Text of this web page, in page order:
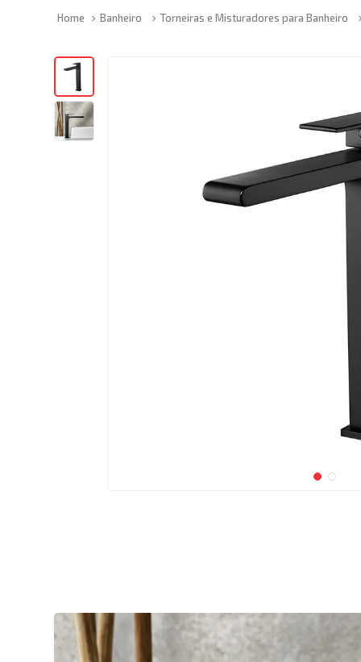
Banheiro Torneiras e Misturadores para Banheiro